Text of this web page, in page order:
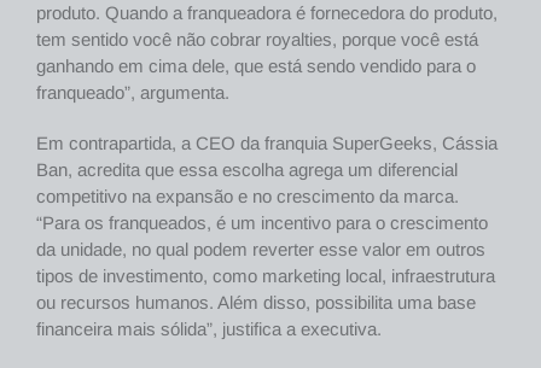
produto. Quando a franqueadora é fornecedora do produto,
tem sentido você não cobrar royalties, porque você está
ganhando em cima dele, que está sendo vendido para o
franqueado”, argumenta.
Em contrapartida, a CEO da franquia SuperGeeks, Cássia
Ban, acredita que essa escolha agrega um diferencial
competitivo na expansão e no crescimento da marca.
“Para os franqueados, é um incentivo para o crescimento
da unidade, no qual podem reverter esse valor em outros
tipos de investimento, como marketing local, infraestrutura
ou recursos humanos. Além disso, possibilita uma base
financeira mais sólida”, justifica a executiva.